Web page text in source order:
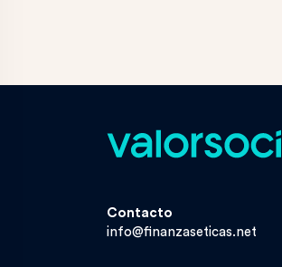
Contacto
info@finanzaseticas.net